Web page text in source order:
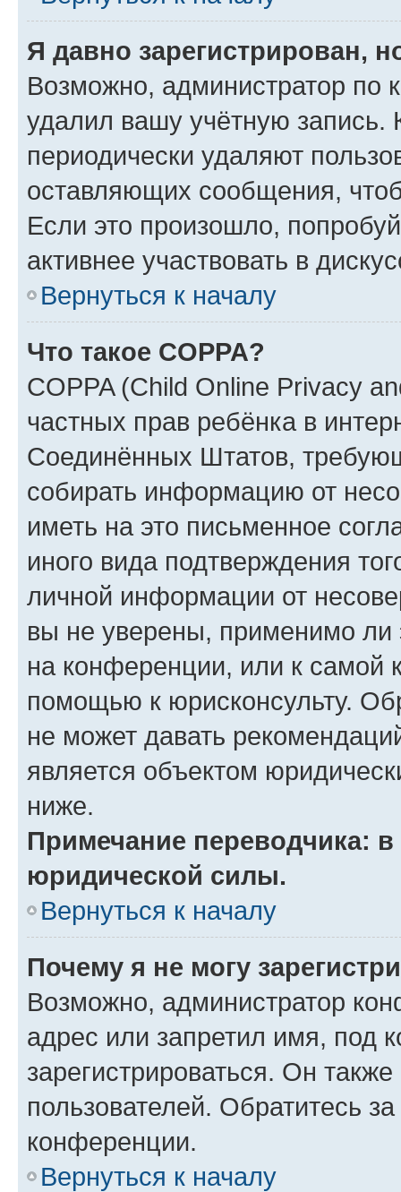
Я давно зарегистрирован,
Возможно, администратор по
удалил вашу учётную запись.
периодически удаляют
оставляющих сообщения,
Если это произошло,
активнее участвовать в
Вернуться к началу
Что такое COPPA?
COPPA (Child Online Privacy
частных прав ребёнка в
Соединённых Штатов,
собирать информацию от
иметь на это письменное
иного вида подтверждения
личной информации от
вы не уверены, применимо ли
на конференции, или к самой
помощью к юрисконсульту.
не может давать
является объектом
ниже.
Примечание переводчика:
юридической силы.
Вернуться к началу
Почему я не могу
Возможно, администратор
адрес или запретил имя, под
зарегистрироваться. Он
пользователей. Обратитесь
конференции.
Вернуться к началу